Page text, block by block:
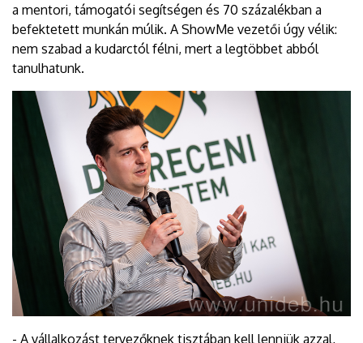
a mentori, támogatói segítségen és 70 százalékban a
befektetett munkán múlik. A ShowMe vezetői úgy vélik:
nem szabad a kudarctól félni, mert a legtöbbet abból
tanulhatunk.
- A vállalkozást tervezőknek tisztában kell lenniük azzal,